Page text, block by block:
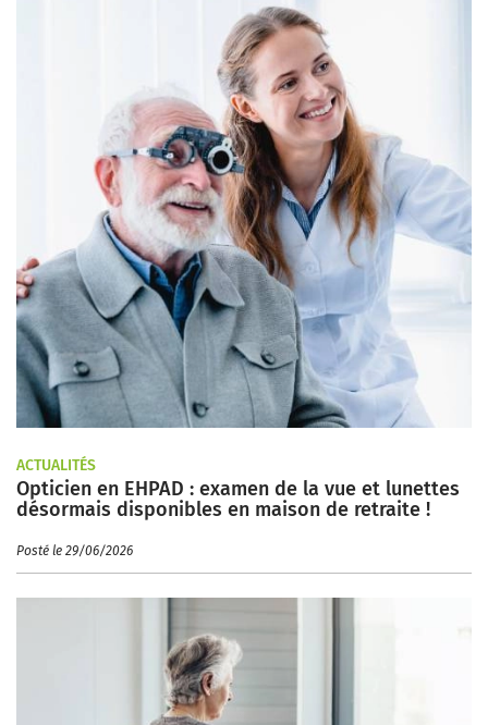
ACTUALITÉS
Opticien en EHPAD : examen de la vue et lunettes
désormais disponibles en maison de retraite !
Posté le 29/06/2026